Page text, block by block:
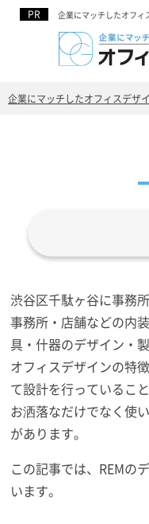
企業にマッチしたオフィ
企業にマッチしたオフィスデザ
渋谷区千駄ヶ谷に事務
事務所・店舗などの内
具・什器のデザイン・
オフィスデザインの特
て設計を行っているこ
お洒落なだけでなく使
があります。
この記事では、REMの
います。